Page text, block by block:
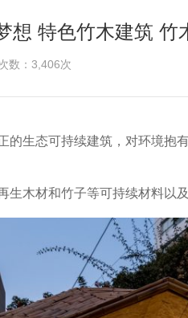
想 特色竹木建筑 竹
数：3,406次
的生态可持续建筑，对环境抱
木材和竹子等可持续材料以